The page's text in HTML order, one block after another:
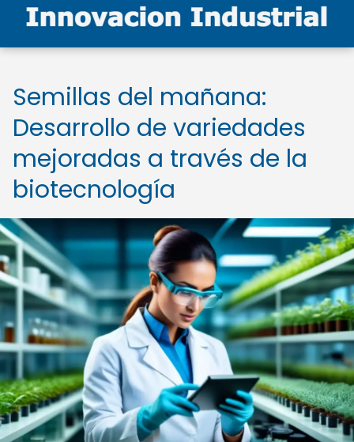
Semillas del mañana:
Desarrollo de variedades
mejoradas a través de la
biotecnología